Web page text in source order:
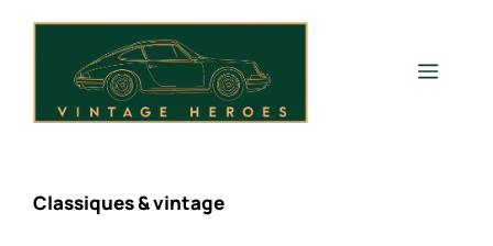
Menu
Classiques & vintage